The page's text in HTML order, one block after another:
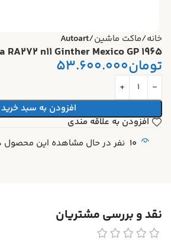
خانه ماکت ماشین Autoart
RA272 n11 Ginther Mexico GP 1965
تومان53.600.000
افزودن به سبد خرید
افزودن به علاقه مندی
10 نفر در حال مشاهده این
نقد و بررسی مشتریان